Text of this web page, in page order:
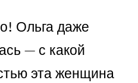
Ольга даже
— с какой
эта женщина